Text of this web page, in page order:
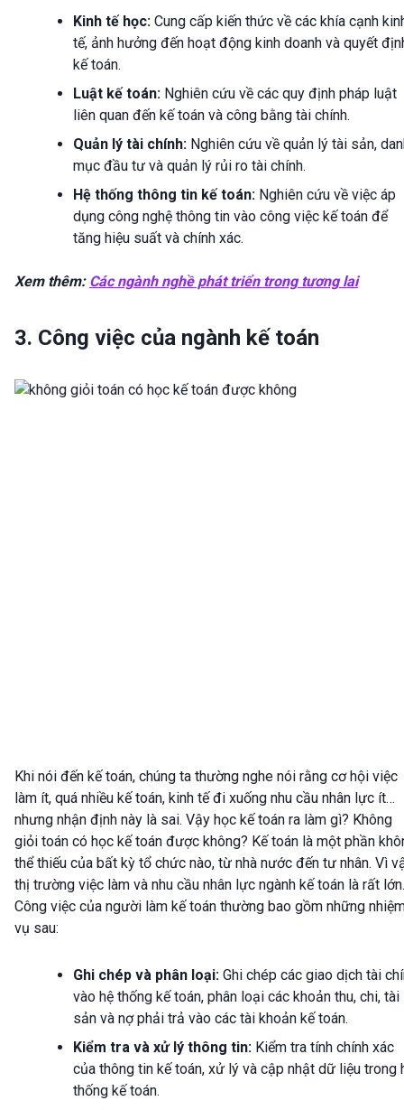
Kinh tế học: Cung cấp kiến thức về các khía cạnh
tế, ảnh hưởng đến hoạt động kinh doanh và quyết
kế toán.
Luật kế toán: Nghiên cứu về các quy định pháp luật
liên quan đến kế toán và công bằng tài chính.
Quản lý tài chính: Nghiên cứu về quản lý tài sản,
mục đầu tư và quản lý rủi ro tài chính.
Hệ thống thông tin kế toán: Nghiên cứu về việc áp
dụng công nghệ thông tin vào công việc kế toán để
tăng hiệu suất và chính xác.
Xem thêm: Các ngành nghề phát triển trong tương lai
3. Công việc của ngành kế toán
Khi nói đến kế toán, chúng ta thường nghe nói rằng cơ hội việc
làm ít, quá nhiều kế toán, kinh tế đi xuống nhu cầu nhân lực ít…
nhưng nhận định này là sai. Vậy học kế toán ra làm gì? Không
giỏi toán có học kế toán được không? Kế toán là một phần
thể thiếu của bất kỳ tổ chức nào, từ nhà nước đến tư nhân. Vì
thị trường việc làm và nhu cầu nhân lực ngành kế toán là rất lớn.
Công việc của người làm kế toán thường bao gồm những
vụ sau:
Ghi chép và phân loại: Ghi chép các giao dịch tài
vào hệ thống kế toán, phân loại các khoản thu, chi, tài
sản và nợ phải trả vào các tài khoản kế toán.
Kiểm tra và xử lý thông tin: Kiểm tra tính chính xác
của thông tin kế toán, xử lý và cập nhật dữ liệu trong
thống kế toán.